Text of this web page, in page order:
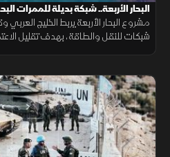
البحار الأربعة.. شبكة بديلة للممرات
مشروع البحار الأربعة يربط الخليج
شبكات للنقل والطاقة، بهدف تقليل